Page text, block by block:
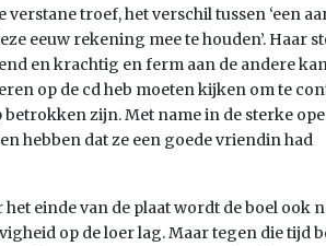
troef, het verschil tussen ‘een
eeuw rekening mee te houden’. Haar
en krachtig en ferm aan de andere
op de cd heb moeten kijken om te
zijn. Met name in de sterke
hebben dat ze een goede vriendin had
einde van de plaat wordt de boel ook
op de loer lag. Maar tegen die tijd